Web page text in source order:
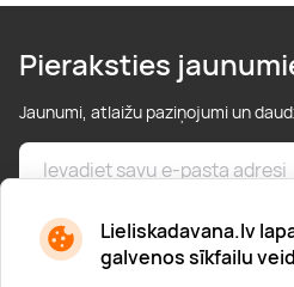
Lieliskadavana.lv
galvenos sīkfailu
Pieraksties
Jaunumi, atlaižu paziņojumi un
* Esmu iepazinies/usies ar